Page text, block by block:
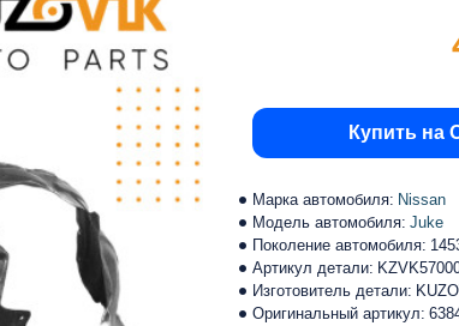
Марка автомобиля: Nissan
Модель автомобиля: Juke
Поколение автомобиля:
Артикул детали:
Изготовитель детали:
Оригинальный артикул:
Купить на